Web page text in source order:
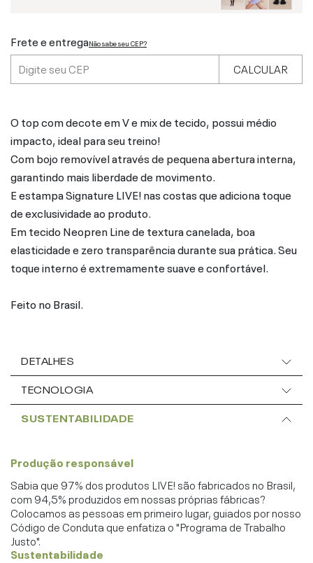
Frete e entregaNão sabe seu CEP?
CALCULAR
O top com decote em V e mix de tecido, possui médio
impacto, ideal para seu treino!
Com bojo removível através de pequena abertura interna,
garantindo mais liberdade de movimento.
E estampa Signature LIVE! nas costas que adiciona toque
de exclusividade ao produto.
Em tecido Neopren Line de textura canelada, boa
elasticidade e zero transparência durante sua prática. Seu
toque interno é extremamente suave e confortável.
Feito no Brasil.
DETALHES
TECNOLOGIA
SUSTENTABILIDADE
Produção responsável
Sabia que 97% dos produtos LIVE! são fabricados no Brasil,
com 94,5% produzidos em nossas próprias fábricas?
Colocamos as pessoas em primeiro lugar, guiados por nosso
Código de Conduta que enfatiza o "Programa de Trabalho
Justo".
Sustentabilidade